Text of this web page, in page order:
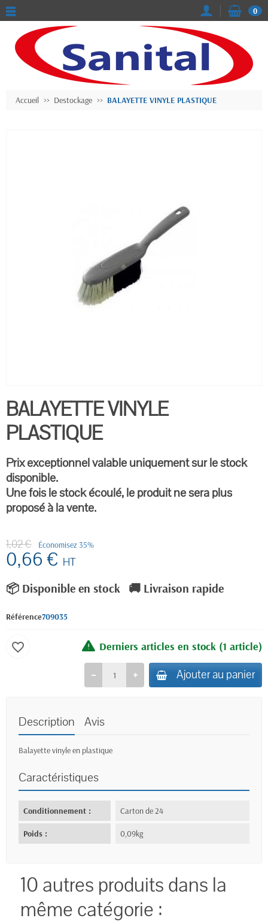
0
Accueil Destockage BALAYETTE VINYLE PLASTIQUE
BALAYETTE VINYLE
PLASTIQUE
Prix exceptionnel valable uniquement sur le stock
disponible.
Une fois le stock écoulé, le produit ne sera plus
proposé à la vente.
1,02 € Économisez 35%
0,66 € HT
📦 Disponible en stock 🚚 Livraison rapide
Référence709035
Derniers articles en stock (1 article)
Ajouter au panier
favorite_border
Description Avis
Balayette vinyle en plastique
Caractéristiques
Conditionnement : Carton de 24
Poids : 0,09kg
10 autres produits dans la
même catégorie :